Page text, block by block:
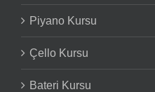
Piyano Kursu
Çello Kursu
Bateri Kursu